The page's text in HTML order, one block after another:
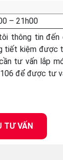
– 21h00
thông tin đến
kiệm được
tư vấn lắp
để được tư
TƯ VẤN